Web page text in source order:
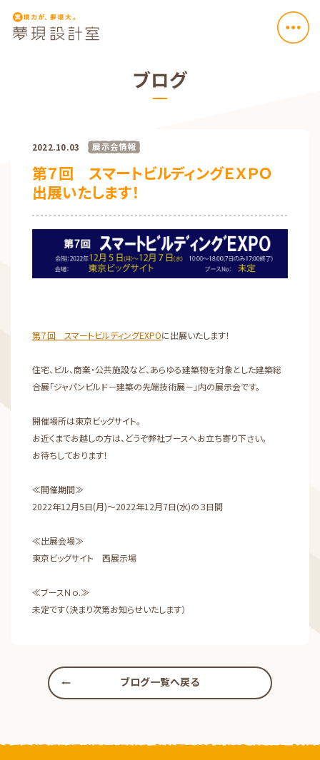
ブログ
2022.10.03 展示会情報
第７回 スマートビルディングＥＸＰＯ
出展いたします！
第７回 スマートビルディングEXPOに出展いたします！
住宅、ビル、商業・公共施設など、あらゆる建築物を対象とした建築総
合展「ジャパンビルド－建築の先端技術展－」内の展示会です。
開催場所は東京ビッグサイト。
お近くまでお越しの方は、どうぞ弊社ブースへお立ち寄り下さい。
お待ちしております！
≪開催期間≫
2022年12月5日(月)～2022年12月7日(水)の３日間
≪出展会場≫
東京ビッグサイト 西展示場
≪ブースＮｏ.≫
未定です（決まり次第お知らせいたします）
ブログ一覧へ戻る